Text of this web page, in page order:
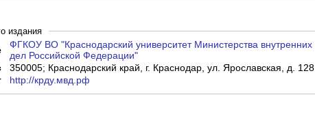
издания
ФГКОУ ВО "Краснодарский университет Министерства внутренних
дел Российской Федерации"
350005; Краснодарский край, г. Краснодар, ул. Ярославская, д. 128
http://крду.мвд.рф